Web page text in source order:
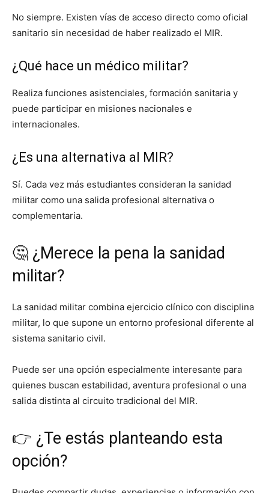
No siempre. Existen vías de acceso directo como oficial
sanitario sin necesidad de haber realizado el MIR.
¿Qué hace un médico militar?
Realiza funciones asistenciales, formación sanitaria y
puede participar en misiones nacionales e
internacionales.
¿Es una alternativa al MIR?
Sí. Cada vez más estudiantes consideran la sanidad
militar como una salida profesional alternativa o
complementaria.
🤔 ¿Merece la pena la sanidad
militar?
La sanidad militar combina ejercicio clínico con disciplina
militar, lo que supone un entorno profesional diferente al
sistema sanitario civil.
Puede ser una opción especialmente interesante para
quienes buscan estabilidad, aventura profesional o una
salida distinta al circuito tradicional del MIR.
👉 ¿Te estás planteando esta
opción?